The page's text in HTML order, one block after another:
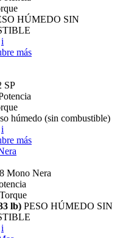
HÚMEDO SIN
i
más
SP
húmedo (sin combustible)
i
más
Mono Nera
Torque
lb) PESO HÚMEDO SIN
i